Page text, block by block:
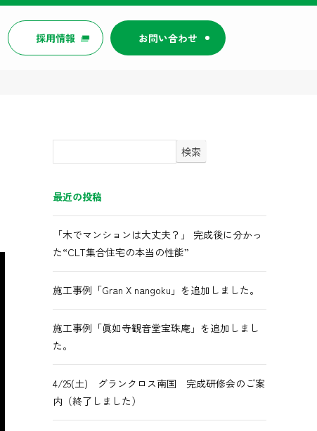
採用情報 お問い合わせ
検索
最近の投稿
「木でマンションは大丈夫？」 完成後に分かっ
た“CLT集合住宅の本当の性能”
施工事例「Gran X nangoku」を追加しました。
施工事例「眞如寺観音堂宝珠庵」を追加しまし
た。
4/25(土) グランクロス南国 完成研修会のご案
内（終了しました）